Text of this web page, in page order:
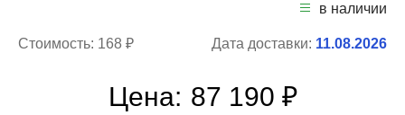
в наличии
Стоимость: 168 ₽ Дата доставки: 11.08.2026
Цена: 87 190 ₽